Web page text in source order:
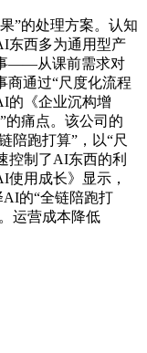
”的处理方案。认知
东西多为通用型产
——从课前需求对
商通过“尺度化流程
的《企业沉构增
的痛点。该公司的
陪跑打算”，以“尺
控制了AI东西的利
使用成长》显示，
的“全链陪跑打
运营成本降低